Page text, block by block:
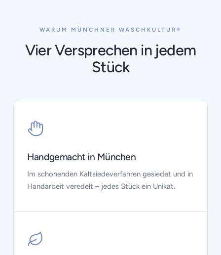
WARUM MÜNCHNER WASCHKULTUR®
Vier Versprechen in jedem
Stück
Handgemacht in München
Im schonenden Kaltsiedeverfahren gesiedet und in
Handarbeit veredelt – jedes Stück ein Unikat.